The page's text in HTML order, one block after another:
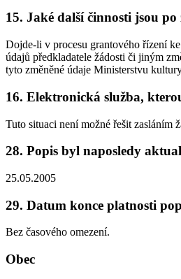
15. Jaké další činnosti jsou
Dojde-li v procesu grantového řízení
údajů předkladatele žádosti či jiným
tyto změněné údaje Ministerstvu
16. Elektronická služba,
Tuto situaci není možné řešit zasláním
28. Popis byl naposledy
25.05.2005
29. Datum konce platnosti
Bez časového omezení.
Obec